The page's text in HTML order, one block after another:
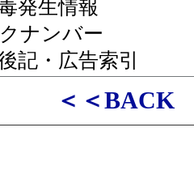
発生情報
ナンバー
記・広告索引
＜＜BACK